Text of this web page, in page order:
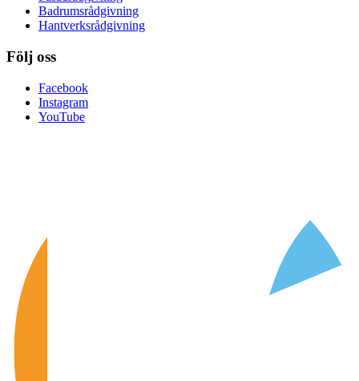
Badrumsrådgivning
Hantverksrådgivning
Följ oss
Facebook
Instagram
YouTube